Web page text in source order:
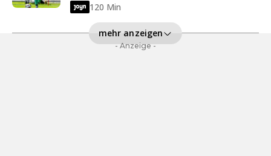
120 Min
mehr anzeigen
- Anzeige -